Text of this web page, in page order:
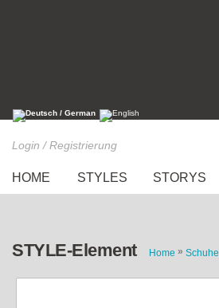
Login / Registrierung
HOME STYLES STORYS
STYLE-Element Home » Schuhe